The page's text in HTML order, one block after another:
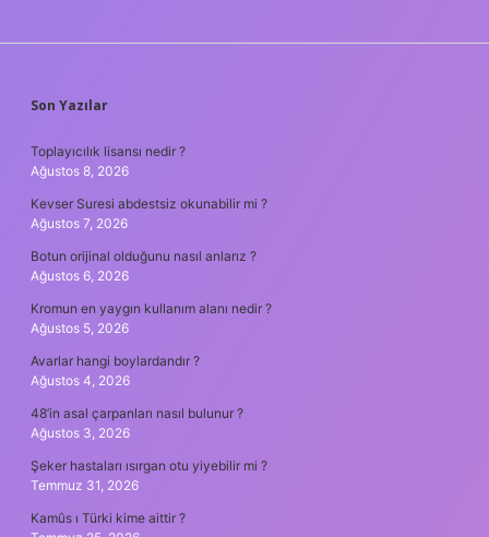
SIDEBAR
Son Yazılar
Toplayıcılık lisansı nedir ?
Ağustos 8, 2026
Kevser Suresi abdestsiz okunabilir mi ?
Ağustos 7, 2026
Botun orijinal olduğunu nasıl anlarız ?
Ağustos 6, 2026
Kromun en yaygın kullanım alanı nedir ?
Ağustos 5, 2026
Avarlar hangi boylardandır ?
Ağustos 4, 2026
48’in asal çarpanları nasıl bulunur ?
Ağustos 3, 2026
Şeker hastaları ısırgan otu yiyebilir mi ?
Temmuz 31, 2026
Kamûs ı Türki kime aittir ?